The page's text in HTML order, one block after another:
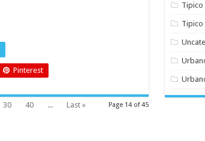
Pinterest
Page 14 of 45
30 40 ... Last »
Tipico
Tipico